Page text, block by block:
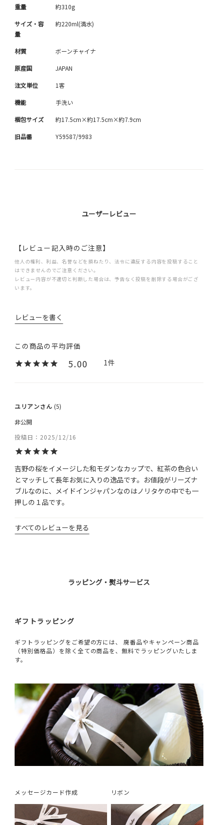
重量 約310g
サイズ・容
量
約220ml(満水)
材質 ボーンチャイナ
原産国 JAPAN
注文単位 1客
機能 手洗い
梱包サイズ 約17.5cm×約17.5cm×約7.9cm
旧品番 Y59587/9983
ユーザーレビュー
【レビュー記入時のご注意】
他人の権利、利益、名誉などを損ねたり、法令に違反する内容を投稿すること
はできませんのでご注意ください。
レビュー内容が不適切と判断した場合は、予告なく投稿を削除する場合がござ
います。
5.00 1
ユリアン
5
非公開
投稿日
2025/12/16
吉野の桜をイメージした和モダンなカップで、紅茶の色合い
とマッチして長年お気に入りの逸品です。お値段がリーズナ
ブルなのに、メイドインジャパンなのはノリタケの中でも一
押しの１品です。
すべてのレビューを見る
レビューを書く
ラッピング・熨斗サービス
ギフトラッピング
ギフトラッピングをご希望の方には、 廃番品やキャンペーン商品
（特別価格品）を除く全ての商品を、無料でラッピングいたしま
す。
メッセージカード作成 リボン